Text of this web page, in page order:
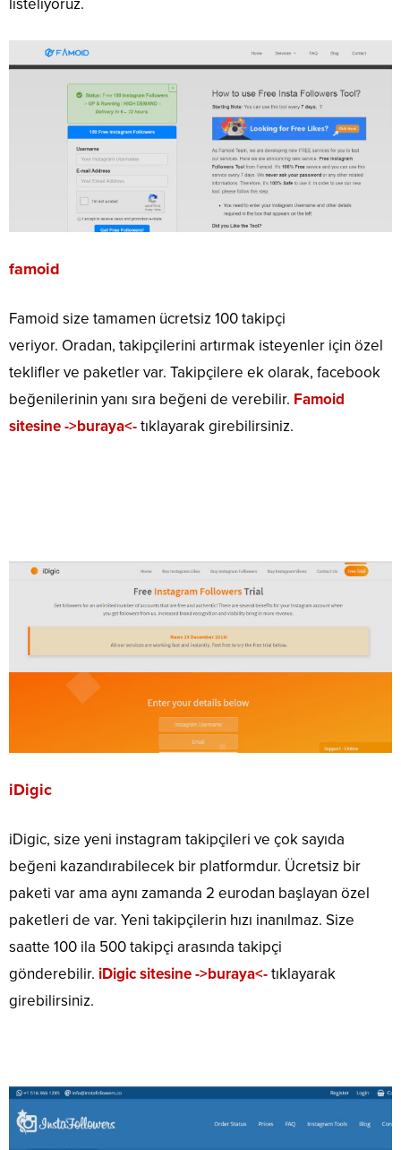
listeliyoruz.
famoid
Famoid size tamamen ücretsiz 100 takipçi
veriyor. Oradan, takipçilerini artırmak isteyenler için özel
teklifler ve paketler var. Takipçilere ek olarak, facebook
beğenilerinin yanı sıra beğeni de verebilir. Famoid
sitesine ->buraya<-tıklayarak girebilirsiniz.
iDigic
iDigic, size yeni instagram takipçileri ve çok sayıda
beğeni kazandırabilecek bir platformdur. Ücretsiz bir
paketi var ama aynı zamanda 2 eurodan başlayan özel
paketleri de var. Yeni takipçilerin hızı inanılmaz. Size
saatte 100 ila 500 takipçi arasında takipçi
gönderebilir. iDigic sitesine ->buraya<-tıklayarak
girebilirsiniz.